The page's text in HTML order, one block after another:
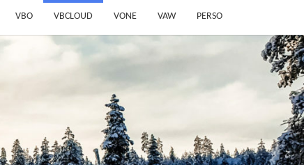
VBO VBCLOUD VONE VAW PERSO